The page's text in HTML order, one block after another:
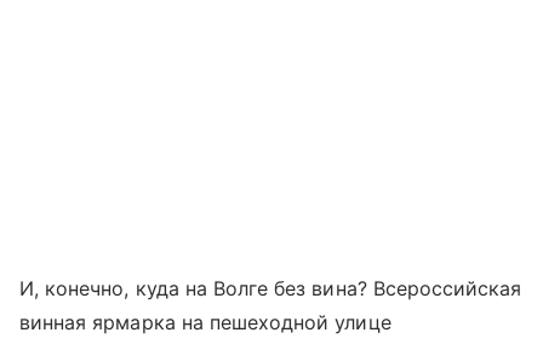
И, конечно, куда на Волге без вина? Всероссийская
винная ярмарка на пешеходной улице